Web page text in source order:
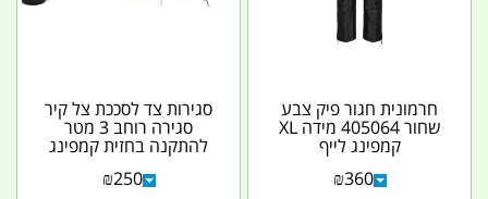
חרמונית חגור פיק צבע
שחור 405064 מידה XL
קמפינג לייף
₪360
סגירות צד לסככת צל קיר
סגירה רוחב 3 מטר
להתקנה בחזית קמפינג
₪250